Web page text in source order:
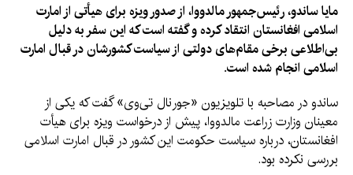
مایا ساندو، رئیس‌جمهور مالدووا، از صدور ویزه برای هیأتی از امارت
اسلامی افغانستان انتقاد کرده و گفته است که این سفر به دلیل
بی‌اطلاعی برخی مقام‌های دولتی از سیاست کشورشان در قبال امارت
اسلامی انجام شده است.
ساندو در مصاحبه با تلویزیون «جورنال تی‌وی» گفت که یکی از
معینان وزارت زراعت مالدووا، پیش از درخواست ویزه برای هیأت
افغانستان، درباره سیاست حکومت این کشور در قبال امارت اسلامی
بررسی نکرده بود.